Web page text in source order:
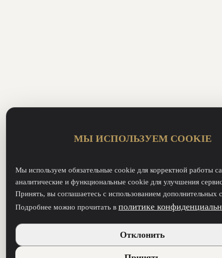
МЫ ИСПОЛЬЗУЕМ COOKIE
Мы используем обязательные cookie для корректной работы
аналитические и функциональные cookie для улучшения
Принять, вы соглашаетесь с использованием дополнительных
Подробнее можно прочитать в политике
Отклонить